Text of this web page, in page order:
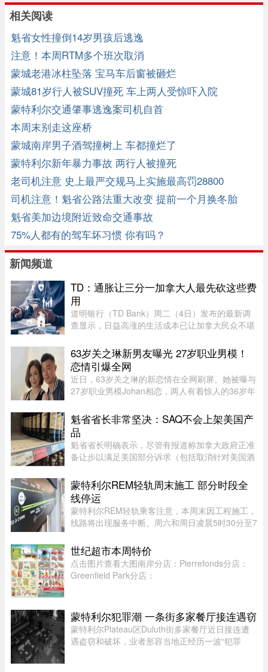
相关阅读
魁省女性撞倒14岁男孩后逃逸
注意！本周RTM多个班次取消
蒙城老港冰柱坠落 宝马车后窗被砸烂
蒙城81岁行人被SUV撞死 车上两人受惊吓入院
蒙特利尔交通肇事逃逸案司机自首
本周末别走这座桥
蒙城南岸男子酒驾撞树上 车都撞烂了
蒙特利尔新年暴力事故 两行人被撞死
老司机注意 史上最严交规马上实施最高罚28800
司机注意！魁省公路法重大改变 提前一个月换冬胎
魁省美加边境附近致命交通事故
75%人都有的驾车坏习惯 你有吗？
新闻频道
TD：通胀让三分一加拿大人最先砍这些费
用
道明银行（TD Bank）周二（4日）发布的最新调
查显示，日益高涨的生活成本已让加拿大民众不堪
Global News报道，道明保险（TD Insurance）的
数据指出，33%的加拿大民众为了节 ...
63岁关之琳新男友曝光 27岁职业男模！
恋情引爆全网
近日，63岁关之琳的新恋情在全网刷屏。她被曝与
27岁职业男模Johan相恋，两人有着惊人的36岁年
认，作为当事人的关之琳却始终保持沉默，既不承
认也不否认，这份淡定态度， ...
魁省省长非常坚决：SAQ不会上架美国产
品
魁省省长明确表示，尽管有报道称加拿大政府正准
备让步以满足美国部分诉求（包括取消针对美国酒
任何美国产品。根据省长 Christine Fréchette 办公
室周五发表的声明，在 ...
蒙特利尔REM轻轨周末施工 部分时段全
线停运
蒙特利尔REM轻轨乘客注意，本周末因工程施工，
线路将出现服务中断。周六和周日凌晨5时30分至7
至Bois-Franc路段停运时间将持续至上午10时。
REM将安排接驳巴士连接受影响 ...
世纪超市本周特价
点击图片查看大图南岸分店：Pierrefonds分店：
Greenfield Park分店：
蒙特利尔犯罪潮 一条街多家餐厅接连遇窃
蒙特利尔Plateau区Duluth街多家餐厅近日接连遭
遇盗窃和破坏，业者形容当地正经历一波“犯罪